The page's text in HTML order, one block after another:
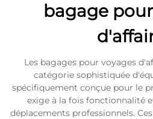
bagage
Les bagages pour voyages
catégorie sophistiquée
spécifiquement conçue pour le
exige à la fois fonctionnalité
déplacements professionnels.